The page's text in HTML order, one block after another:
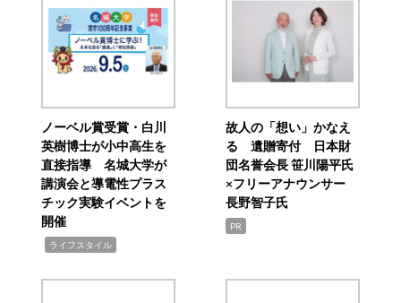
ノーベル賞受賞・白川
英樹博士が小中高生を
直接指導 名城大学が
講演会と導電性プラス
チック実験イベントを
開催
ライフスタイル
故人の「想い」かなえ
る 遺贈寄付 日本財
団名誉会長 笹川陽平氏
×フリーアナウンサー
長野智子氏
PR